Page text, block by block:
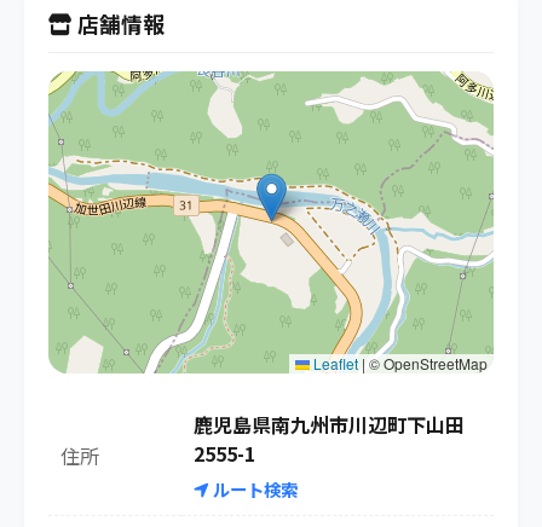
店舗情報
Leaflet | © OpenStreetMap
住所
鹿児島県南九州市川辺町下山田
2555-1
ルート検索